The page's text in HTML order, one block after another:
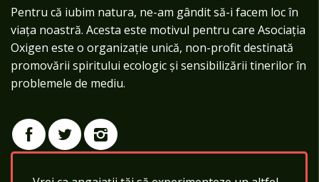
Pentru că iubim natura, ne-am gândit să-i facem loc în
viața noastră. Acesta este motivul pentru care Asociația
Oxigen este o organizație unică, non-profit destinată
promovării spiritului ecologic și sensibilizării tinerilor în
problemele de mediu.